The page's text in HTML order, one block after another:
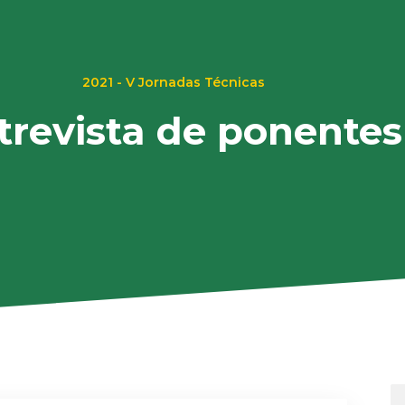
2021 - V Jornadas Técnicas
de ponentes